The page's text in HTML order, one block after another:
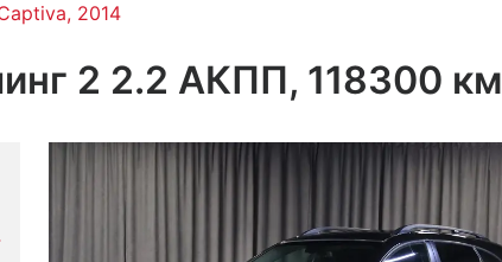
2014
2 2.2 АКПП, 118300 км